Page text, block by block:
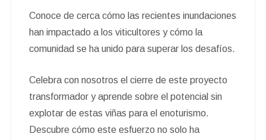
Conoce de cerca cómo las recientes inundaciones
han impactado a los viticultores y cómo la
comunidad se ha unido para superar los desafíos.
Celebra con nosotros el cierre de este proyecto
transformador y aprende sobre el potencial sin
explotar de estas viñas para el enoturismo.
Descubre cómo este esfuerzo no solo ha